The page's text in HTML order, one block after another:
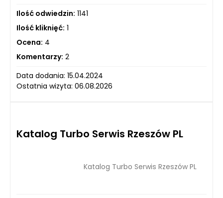
Ilość odwiedzin: 1141
Ilość kliknięć: 1
Ocena: 4
Komentarzy: 2
Data dodania: 15.04.2024
Ostatnia wizyta: 06.08.2026
Katalog Turbo Serwis Rzeszów PL
Katalog Turbo Serwis Rzeszów PL